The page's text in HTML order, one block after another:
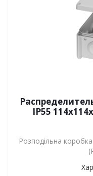
IP55
Розподільна